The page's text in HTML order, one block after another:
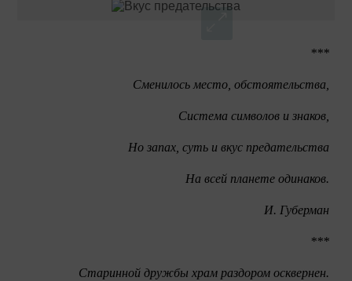
***
Сменилось место, обстоятельства,
Система символов и знаков,
Но запах, суть и вкус предательства
На всей планете одинаков.
И. Губерман
***
Старинной дружбы храм раздором осквернен.